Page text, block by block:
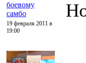
боевому
самбо
19 февраля 2011 в
19:00